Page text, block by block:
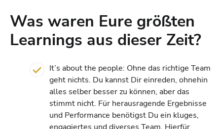
Was waren Eure größten
Learnings aus dieser Zeit?
It’s about the people: Ohne das richtige Team
geht nichts. Du kannst Dir einreden, ohnehin
alles selber besser zu können, aber das
stimmt nicht. Für herausragende Ergebnisse
und Performance benötigst Du ein kluges,
engagiertes und diverses Team. Hierfür